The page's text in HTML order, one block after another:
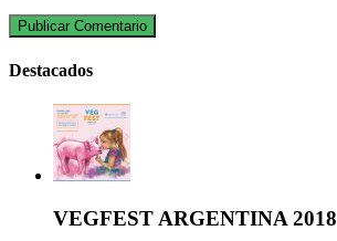
Destacados
VEGFEST ARGENTINA 2018